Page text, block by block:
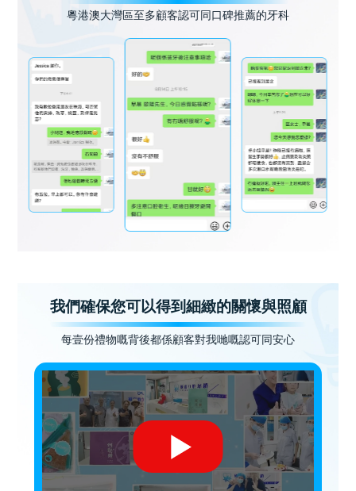
粵港澳大灣區至多顧客認可同口碑推薦的牙科
我們確保您可以得到細緻的關懷與照顧
每壹份禮物嘅背後都係顧客對我哋嘅認可同安心